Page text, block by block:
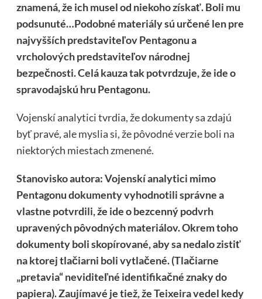
znamená, že ich musel od niekoho získať.Boli mu
podsunuté…Podobné materiály sú určené len pre
najvyšších predstaviteľov Pentagonu a
vrcholových predstaviteľov národnej
bezpečnosti. Celá kauza tak potvrdzuje, že ide o
spravodajskú hru Pentagonu.
Vojenskí analytici tvrdia, že dokumenty sa zdajú
byť pravé, ale myslia si, že pôvodné verzie boli na
niektorých miestach zmenené.
Stanovisko autora: Vojenskí analytici mimo
Pentagonu dokumenty vyhodnotili správne a
vlastne potvrdili, že ide o bezcenný podvrh
upravených pôvodných materiálov. Okrem toho
dokumenty boli skopírované, aby sa nedalo zistiť
na ktorej tlačiarni boli vytlačené.(Tlačiarne
„pretavia“ neviditeľné identifikačné znaky do
papiera).Zaujímavé je tiež, že Teixeira vedel kedy